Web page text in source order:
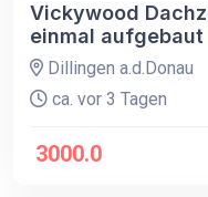
Vickywood
einmal aufgebaut
Dillingen a.d.Donau
ca. vor 3 Tagen
3000.0